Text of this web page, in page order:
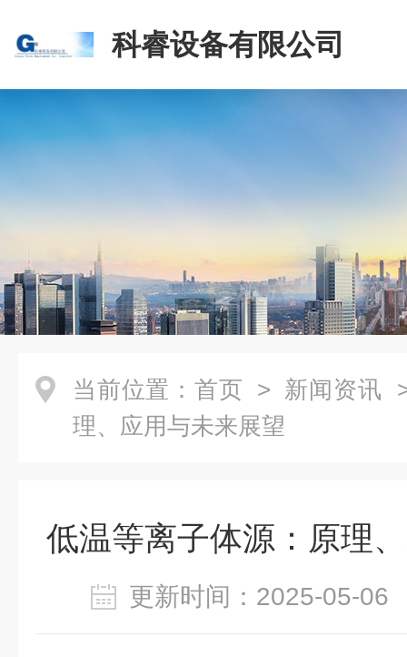
科睿设备有限公司
当前位置： 首页 > 新闻资讯
理、应用与未来展望
低温等离子体源：原理
更新时间：2025-05-